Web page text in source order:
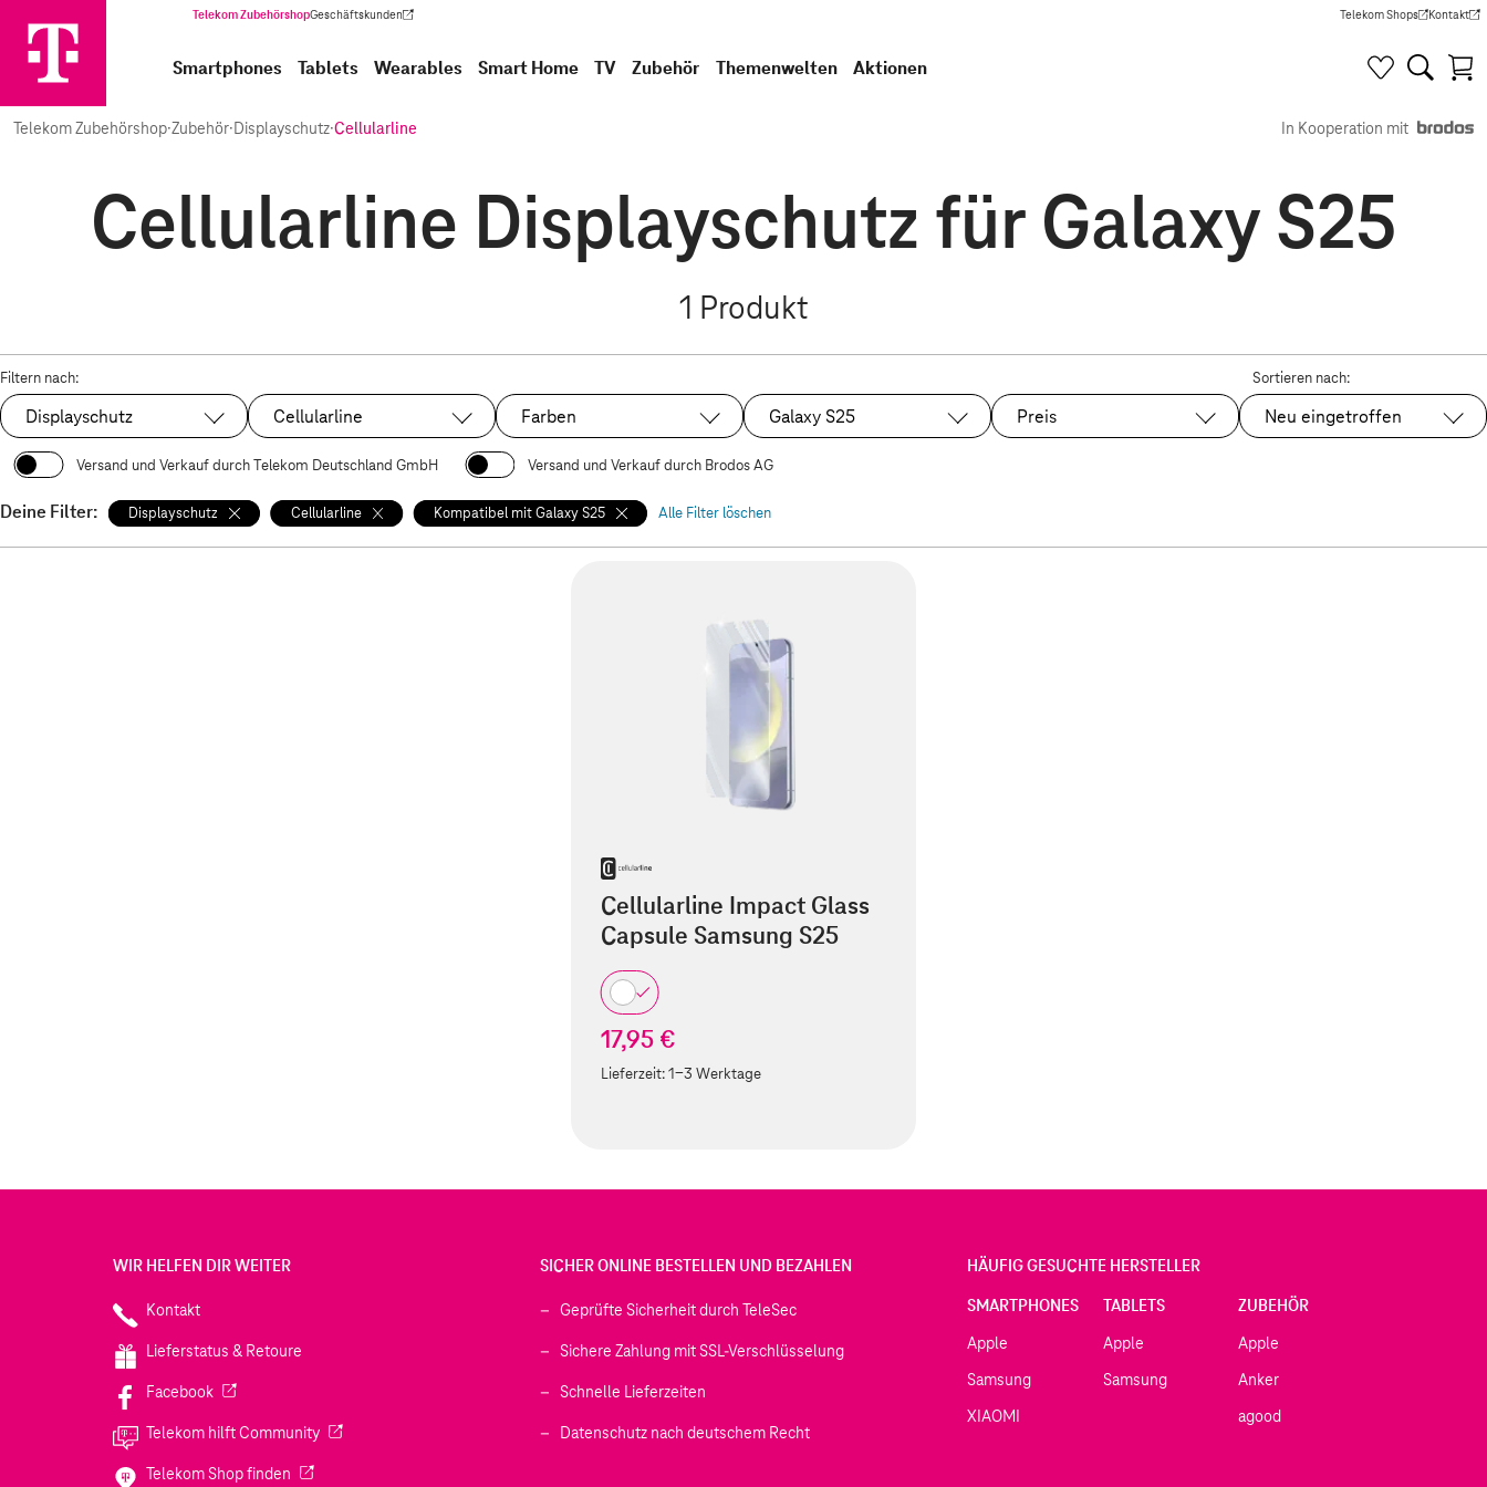
Telekom ZubehörshopGeschäftskunden
(Wird in einem neuen Tab geöffnet) Telekom Shops
(Wird in einem neuen Tab
Kontakt
(Wird in
Smartphones Tablets Wearables Smart Home TV Zubehör Themenwelten Aktionen
Telekom Zubehörshop·Zubehör·Displayschutz·Cellularline In Kooperation mit
Cellularline Displayschutz für Galaxy S25
1 Produkt
Filtern nach:
Ausgewählt:
Displayschutz Ausgewählt:
Cellularline Farben Ausgewählt:
Galaxy S25 Preis
Sortieren nach:
Ausgewählt:
Neu eingetroffen
Versand und Verkauf durch Telekom Deutschland GmbH Versand und Verkauf durch Brodos AG
Deine Filter: Displayschutz Cellularline Kompatibel mit Galaxy S25 Alle Filter löschen
Cellularline Impact Glass
Capsule Samsung S25
17,95 €
Lieferzeit:1-3 Werktage
WIR HELFEN DIR WEITER
Kontakt
Lieferstatus & Retoure
Facebook(Wird in einem neuen Tab geöffnet)
Telekom hilft Community(Wird in einem neuen Tab geöffnet)
Telekom Shop finden (Wird in einem neuen Tab geöffnet)
SICHER ONLINE BESTELLEN UND BEZAHLEN
Geprüfte Sicherheit durch TeleSec
Sichere Zahlung mit SSL-Verschlüsselung
Schnelle Lieferzeiten
Datenschutz nach deutschem Recht
HÄUFIG GESUCHTE HERSTELLER
SMARTPHONES
Apple
Samsung
XIAOMI
TABLETS
Apple
Samsung
ZUBEHÖR
Apple
Anker
agood